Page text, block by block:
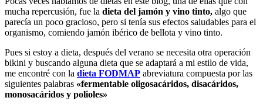
mucha repercusión, fue la dieta del jamón y vino tinto, algo que
parecía un poco gracioso, pero si tenía sus efectos saludables para el
organismo, comiendo jamón ibérico de bellota y vino tinto.
Pues si estoy a dieta, después del verano se necesita otra operación
bikini y buscando alguna dieta que se adaptará a mi estilo de vida,
me encontré con la dieta FODMAP abreviatura compuesta por las
siguientes palabras «fermentable oligosacáridos, disacáridos,
monosacáridos y polioles»